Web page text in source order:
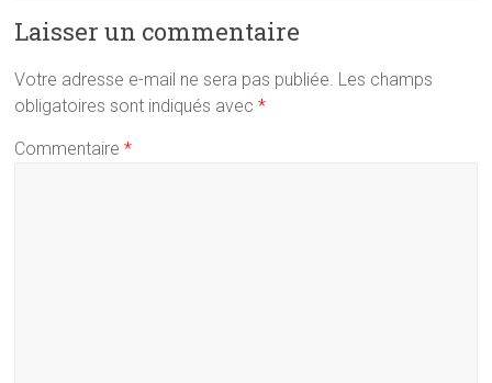
Laisser un commentaire
Votre adresse e-mail ne sera pas publiée. Les champs
obligatoires sont indiqués avec*
Commentaire*